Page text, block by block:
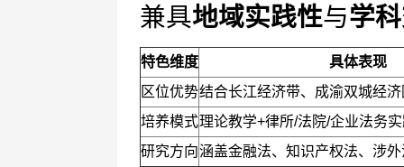
兼具地域实践性与学
特色维度
具体表现
区位优势结合长江经济带、成渝双城经
培养模式理论教学+律所/法院/企业法务
研究方向涵盖金融法、知识产权法、涉